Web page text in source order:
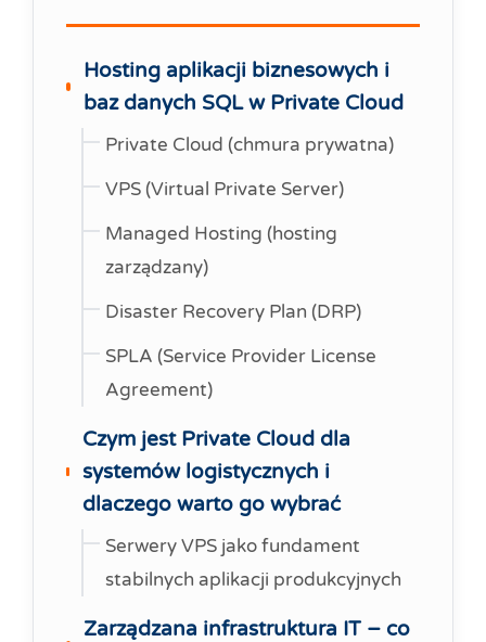
Hosting aplikacji biznesowych i
baz danych SQL w Private Cloud
Private Cloud (chmura prywatna)
VPS (Virtual Private Server)
Managed Hosting (hosting
zarządzany)
Disaster Recovery Plan (DRP)
SPLA (Service Provider License
Agreement)
Czym jest Private Cloud dla
systemów logistycznych i
dlaczego warto go wybrać
Serwery VPS jako fundament
stabilnych aplikacji produkcyjnych
Zarządzana infrastruktura IT – co